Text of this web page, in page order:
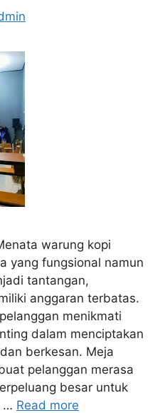
warung kopi
yang fungsional namun
tantangan,
anggaran terbatas.
menikmati
dalam menciptakan
berkesan. Meja
pelanggan merasa
besar untuk
… Read more